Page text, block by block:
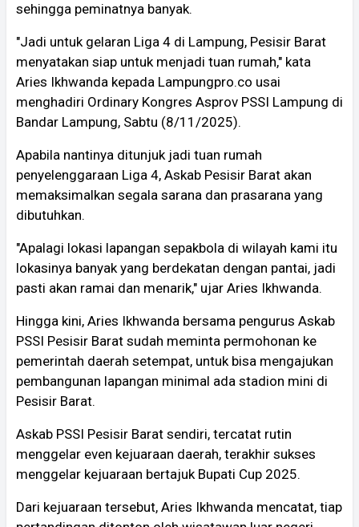
sehingga peminatnya banyak.
"Jadi untuk gelaran Liga 4 di Lampung, Pesisir Barat
menyatakan siap untuk menjadi tuan rumah," kata
Aries Ikhwanda kepada Lampungpro.co usai
menghadiri Ordinary Kongres Asprov PSSI Lampung di
Bandar Lampung, Sabtu (8/11/2025).
Apabila nantinya ditunjuk jadi tuan rumah
penyelenggaraan Liga 4, Askab Pesisir Barat akan
memaksimalkan segala sarana dan prasarana yang
dibutuhkan.
"Apalagi lokasi lapangan sepakbola di wilayah kami itu
lokasinya banyak yang berdekatan dengan pantai, jadi
pasti akan ramai dan menarik," ujar Aries Ikhwanda.
Hingga kini, Aries Ikhwanda bersama pengurus Askab
PSSI Pesisir Barat sudah meminta permohonan ke
pemerintah daerah setempat, untuk bisa mengajukan
pembangunan lapangan minimal ada stadion mini di
Pesisir Barat.
Askab PSSI Pesisir Barat sendiri, tercatat rutin
menggelar even kejuaraan daerah, terakhir sukses
menggelar kejuaraan bertajuk Bupati Cup 2025.
Dari kejuaraan tersebut, Aries Ikhwanda mencatat, tiap